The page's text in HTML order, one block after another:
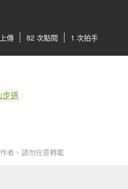
傳 82 次點閱 1 次拍手
步道
者，請勿任意轉載